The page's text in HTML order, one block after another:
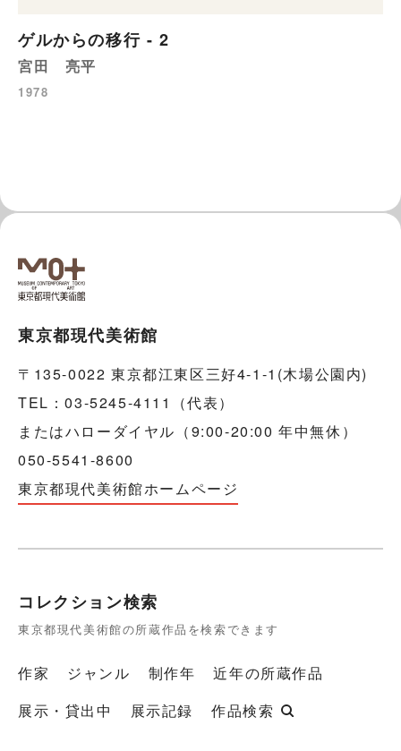
ゲルからの移行 - 2
宮田 亮平
1978
東京都現代美術館
〒135-0022 東京都江東区三好4-1-1(木場公園内)
TEL：03-5245-4111（代表）
またはハローダイヤル（9:00-20:00 年中無休）
050-5541-8600
東京都現代美術館ホームページ
コレクション検索
東京都現代美術館の所蔵作品を検索できます
作家 ジャンル 制作年
近年の所蔵作品
展示・貸出中
展示記録 作品検索